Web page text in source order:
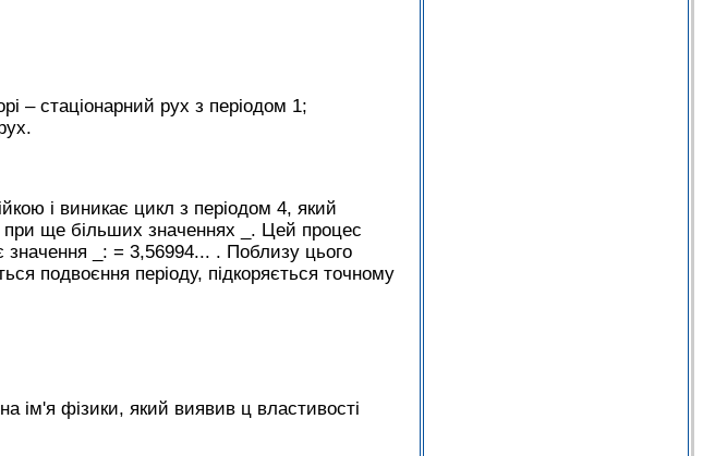
– стаціонарний рух з періодом 1;
і виникає цикл з періодом 4, який
при ще більших значеннях _. Цей процес
значення _: = 3,56994... . Поблизу цього
подвоєння періоду, підкоряється точному
ім'я фізики, який виявив ц властивості